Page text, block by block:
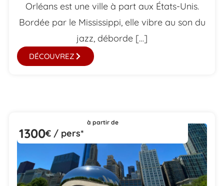
Orléans est une ville à part aux États-Unis.
Bordée par le Mississippi, elle vibre au son du
jazz, déborde […]
DÉCOUVREZ
à partir de
1300€ / pers*